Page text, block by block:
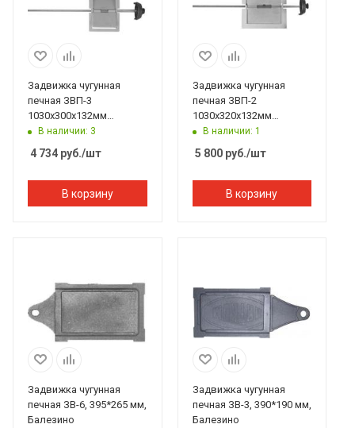
Задвижка чугунная
печная ЗВП-3
1030х300х132мм
Рубцовск
В наличии: 3
4 734 руб./шт
В корзину
Задвижка чугунная
печная ЗВП-2
1030х320х132мм
Рубцовск
В наличии: 1
5 800руб./шт
В корзину
Задвижка чугунная
печная ЗВ-6, 395*265 мм,
Балезино
Задвижка чугунная
печная ЗВ-3, 390*190 мм,
Балезино